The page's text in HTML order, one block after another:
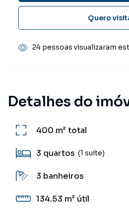
Detalhes do
400 m²total
3 quartos (1 suíte)
3 banheiros
134.53 m² útil
Quero
24 pessoas visualizaram